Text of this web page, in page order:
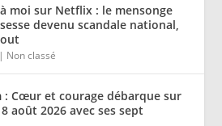
moi sur Netflix : le mensonge
devenu scandale national,
| Non classé
: Cœur et courage débarque sur
août 2026 avec ses sept